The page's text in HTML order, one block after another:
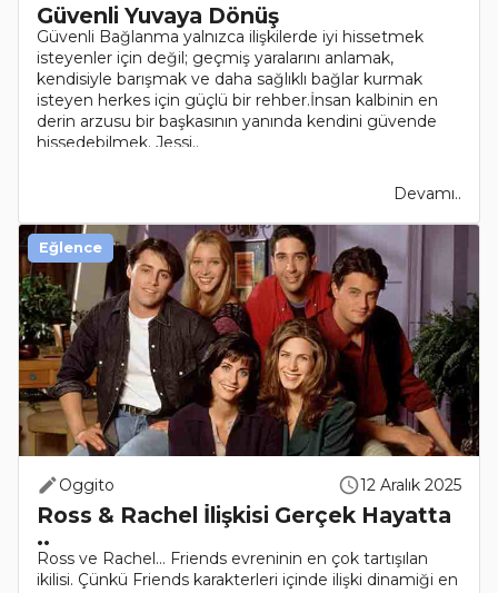
Güvenli Yuvaya Dönüş
Güvenli Bağlanma yalnızca ilişkilerde iyi hissetmek
isteyenler için değil; geçmiş yaralarını anlamak,
kendisiyle barışmak ve daha sağlıklı bağlar kurmak
isteyen herkes için güçlü bir rehber.İnsan kalbinin en
derin arzusu bir başkasının yanında kendini güvende
hissedebilmek. Jessi..
Devamı..
Oggito 12 Aralık 2025
Ross & Rachel İlişkisi Gerçek Hayatta
..
Ross ve Rachel… Friends evreninin en çok tartışılan
ikilisi. Çünkü Friends karakterleri içinde ilişki dinamiği en
Eğlence